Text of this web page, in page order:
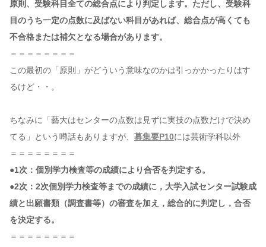
原則、受験科目全ての総合点により判定します。ただし、受験科
目のうち一定の点数に及ばない科目があれば、総合点が高くても
不合格または補欠となる場合があります。
＝＝＝＝＝＝＝＝
この最初の「原則」がどういう意味なのかは引っかかったりはす
るけど・・。
ちなみに「藝大はセンターの点数は見ずに実技の点数だけで決め
てる」という噂話もありますが、 募集要P10には芸術学科以外
＝＝＝＝＝＝＝＝
●1次：個別学力検査等の成績により合否を判定する。
●2次：2次個別学力検査等までの成績に，大学入試センター試験成
績と出願書類（調査書等）の審査を加え，総合的に判定し，合否
を決定する。
＝＝＝＝＝＝＝＝